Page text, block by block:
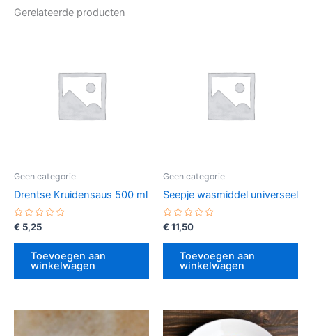
Gerelateerde producten
Geen categorie
Drentse Kruidensaus 500 ml
Gewaardeerd
uit
€ 5,25
Toevoegen aan
winkelwagen
Geen categorie
Seepje wasmiddel universeel
Gewaardeerd
uit
€ 11,50
Toevoegen aan
winkelwagen